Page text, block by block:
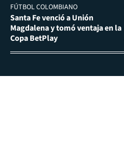
FÚTBOL COLOMBIANO
Santa Fe venció a Unión
Magdalena y tomó ventaja en la
Copa BetPlay